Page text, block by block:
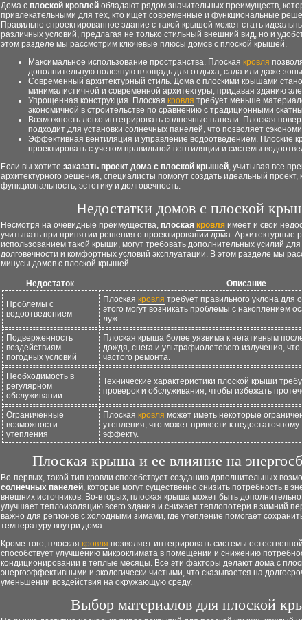
Дома с плоской кровлей обладают рядом значительных преимуществ,
привлекательными для тех, кто ищет современные и функциональные
Правильно спроектированное здание с такой крышей может стать
различных условий, предлагая не только стильный внешний вид, но и
этом разделе мы рассмотрим ключевые плюсы домов с плоской крышей.
Максимальное использование пространства. Плоская кровля
дополнительную полезную площадь для отдыха, сада или даже
Современный архитектурный стиль. Дома с плоскими крышами
минималистичной и современной архитектуры, придавая зданию
Упрощенная конструкция. Плоская кровля требует меньше
экономичной в строительстве по сравнению с традиционными
Возможность легко интегрировать солнечные панели. Плоская
подходит для установки солнечных панелей, что позволяет
Эффективная вентиляция и управление водоотведением. Плоские
проектировать с учетом правильной вентиляции и системы
Если вы хотите заказать проект дома с плоской крышей, учитывая все
архитектурного решения, специалисты помогут создать идеальный проект,
функциональность, эстетику и долговечность.
Недостатки домов с плоской
Несмотря на очевидные преимущества, плоская кровля имеет и свои
учитывать при принятии решения о проектировании дома. Архитектурные
использованием такой крыши, могут требовать дополнительных усилий
долговечности и комфортных условий эксплуатации. В этом разделе мы
минусы домов с плоской крышей.
Недостаток Описание
Проблемы с
водоотведением
Плоская кровля требует правильного уклона для
этого могут возникать проблемы с накоплением
луж.
Подверженность
воздействиям
погодных условий
Плоская крыша более уязвима к негативным
дождя, снега и ультрафиолетового излучения,
частого ремонта.
Необходимость в
регулярном
обслуживании
Технические характеристики плоской крыши
проверок и обслуживания, чтобы избежать
Ограниченные
возможности
утепления
Плоская кровля может иметь некоторые
утепления, что может привести к
эффекту.
Плоская крыша и ее влияние на
Во-первых, такой тип кровли способствует созданию дополнительных
солнечных панелей, которые могут существенно снизить потребность в
внешних источников. Во-вторых, плоская крыша может быть дополнительно
улучшает теплоизоляцию всего здания и снижает теплопотери в зимний
важно для регионов с холодными зимами, где утепление помогает
температуру внутри дома.
Кроме того, плоская кровля позволяет интегрировать системы
способствует улучшению микроклимата в помещении и снижению
кондиционировании в теплые месяцы. Все эти факторы делают дома с
энергоэффективными и экологически чистыми, что сказывается на
уменьшении воздействия на окружающую среду.
Выбор материалов для плоской